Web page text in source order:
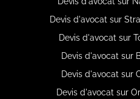
Devis d'avocat sur
Devis d'avocat sur
Devis d'avocat sur
Devis d'avocat sur
Devis d'avocat sur